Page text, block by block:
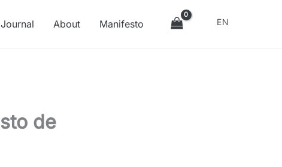
Journal About Manifesto EN
de